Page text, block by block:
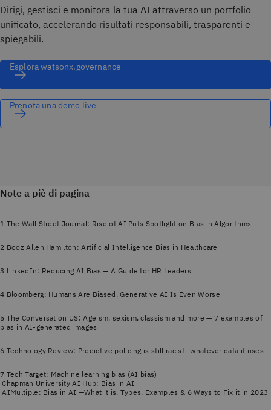
Dirigi, gestisci e monitora la tua AI attraverso un portfolio
unificato, accelerando risultati responsabili, trasparenti e
spiegabili.
Esplora watsonx.governance
Prenota una demo live
Note a piè di pagina
1 The Wall Street Journal: Rise of AI Puts Spotlight on Bias in Algorithms
2 Booz Allen Hamilton: Artificial Intelligence Bias in Healthcare
3 LinkedIn: Reducing AI Bias — A Guide for HR Leaders
4 Bloomberg: Humans Are Biased. Generative AI Is Even Worse
5 The Conversation US: Ageism, sexism, classism and more — 7 examples of
bias in AI-generated images
6 Technology Review: Predictive policing is still racist—whatever data it uses
7 Tech Target: Machine learning bias (AI bias)
Chapman University AI Hub: Bias in AI
AIMultiple: Bias in AI —What it is, Types, Examples & 6 Ways to Fix it in 2023